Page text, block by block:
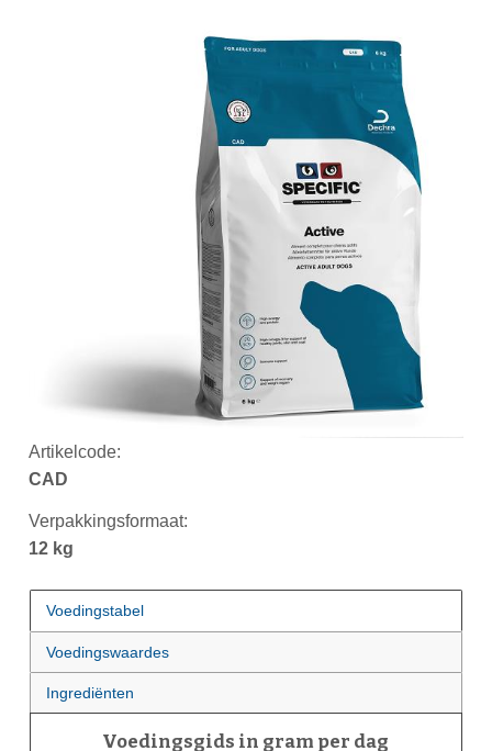
Artikelcode:
CAD
Verpakkingsformaat:
12 kg
Voedingstabel
Voedingswaardes
Ingrediënten
Voedingsgids in gram per dag